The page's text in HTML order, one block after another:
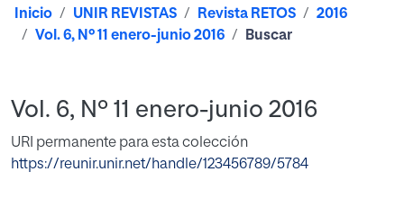
Inicio UNIR REVISTAS Revista RETOS
2016
Vol. 6, Nº 11 enero-junio 2016
Buscar
Vol. 6, Nº 11 enero-junio 2016
URI permanente para esta colección
https://reunir.unir.net/handle/123456789/5784